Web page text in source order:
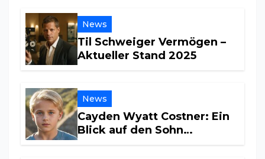
News
Til Schweiger Vermögen –
Aktueller Stand 2025
News
Cayden Wyatt Costner: Ein
Blick auf den Sohn